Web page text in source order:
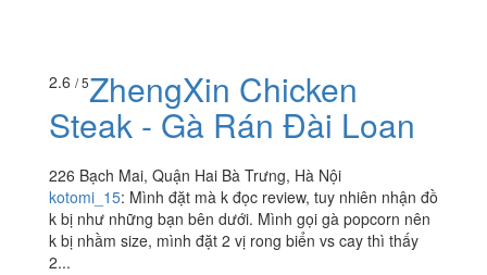
2.6 / 5ZhengXin Chicken
Steak - Gà Rán Đài Loan
226 Bạch Mai, Quận Hai Bà Trưng, Hà Nội
kotomi_15: Mình đặt mà k đọc review, tuy nhiên nhận đồ
k bị như những bạn bên dưới. Mình gọi gà popcorn nên
k bị nhầm size, mình đặt 2 vị rong biển vs cay thì thấy
2...